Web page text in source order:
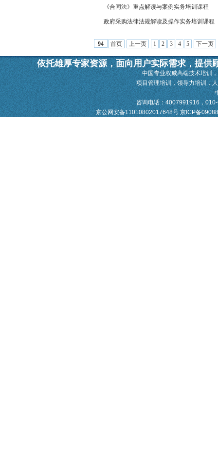
《合同法》重点解读与案例实务培训课程
政府采购法律法规解读及操作实务培训课程
94 首页 上一页 1 2 3 4 5 下一页
依托雄厚专家资源，面向用户实际需求，提供
中国专业权威高端技术培训
项目管理培训，领导力培训
咨询电话：4007991916，
京公网安备11010802017648号京ICP备